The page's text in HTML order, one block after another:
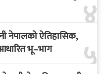
४
५
नेपालको ऐतिहासिक,
भू–भाग